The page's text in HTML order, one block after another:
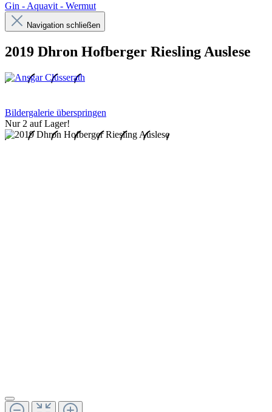
Gin - Aquavit - Wermut
Navigation schließen
2019 Dhron Hofberger Riesling Auslese
Bildergalerie überspringen
Nur 2 auf Lager!